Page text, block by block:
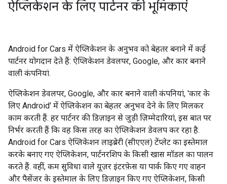
ऐप्लिकेशन के लिए पार्टनर की भूमिकाएं
Android for Cars में ऐप्लिकेशन के अनुभव को बेहतर बनाने में कई
पार्टनर योगदान देते हैं: ऐप्लिकेशन डेवलपर, Google, और कार बनाने
वाली कंपनियां.
ऐप्लिकेशन डेवलपर, Google, और कार बनाने वाली कंपनियां, 'कार के
लिए Android' में ऐप्लिकेशन का बेहतर अनुभव देने के लिए मिलकर
काम करती हैं. हर पार्टनर की डिज़ाइन से जुड़ी ज़िम्मेदारियां, इस बात पर
निर्भर करती हैं कि वह किस तरह का ऐप्लिकेशन डेवलप कर रहा है.
Android for Cars ऐप्लिकेशन लाइब्रेरी (सीएएल) टेंप्लेट का इस्तेमाल
करके बनाए गए ऐप्लिकेशन, पार्टनरशिप के किसी खास मॉडल का पालन
करते हैं. वहीं, कम सुविधा वाले यूज़र इंटरफ़ेस या पार्क किए गए वाहन
और पैसेंजर के इस्तेमाल के लिए डिज़ाइन किए गए ऐप्लिकेशन, किसी